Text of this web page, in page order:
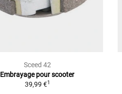
Sceed 42
Embrayage pour scooter
39,99 €1